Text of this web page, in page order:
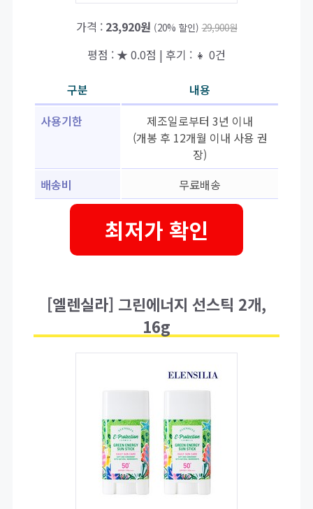
가격 : 23,920원 (20% 할인) 29,900원
평점 : ★ 0.0점 | 후기 : 👧 0건
구분
내용
사용기한
제조일로부터 3년 이내
(개봉 후 12개월 이내 사용 권
장)
배송비
무료배송
최저가 확인
[엘렌실라] 그린에너지 선스틱 2개,
16g